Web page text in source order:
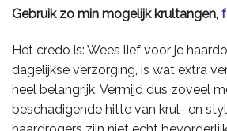
Gebruik zo min mogelijk krultangen, f
Het credo is: Wees lief voor je
dagelijkse verzorging, is wat extra
heel belangrijk. Vermijd dus zoveel
beschadigende hitte van krul- en